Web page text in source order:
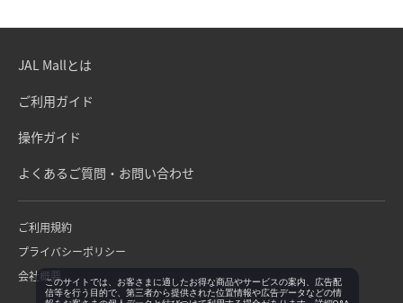
JAL Mallとは
ご利用ガイド
操作ガイド
よくあるご質問・お問い合わせ
ご利用規約
プライバシーポリシー
会社概要このサイトでは、お客さまに適したお得な商品やサービスの案内、広告配
信等を行う目的で、第三者から提供された位置情報や広告データなどの情